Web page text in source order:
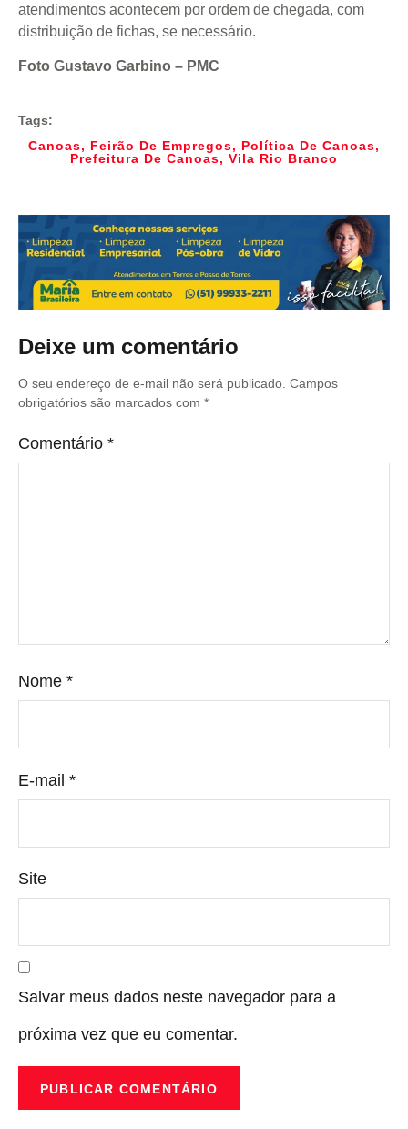
atendimentos acontecem por ordem de chegada, com
distribuição de fichas, se necessário.
Foto Gustavo Garbino – PMC
Tags:
Canoas, Feirão De Empregos, Política De Canoas,
Prefeitura De Canoas, Vila Rio Branco
Deixe um comentário
O seu endereço de e-mail não será publicado. Campos
obrigatórios são marcados com *
Comentário *
Nome *
E-mail *
Site
Salvar meus dados neste navegador para a
próxima vez que eu comentar.